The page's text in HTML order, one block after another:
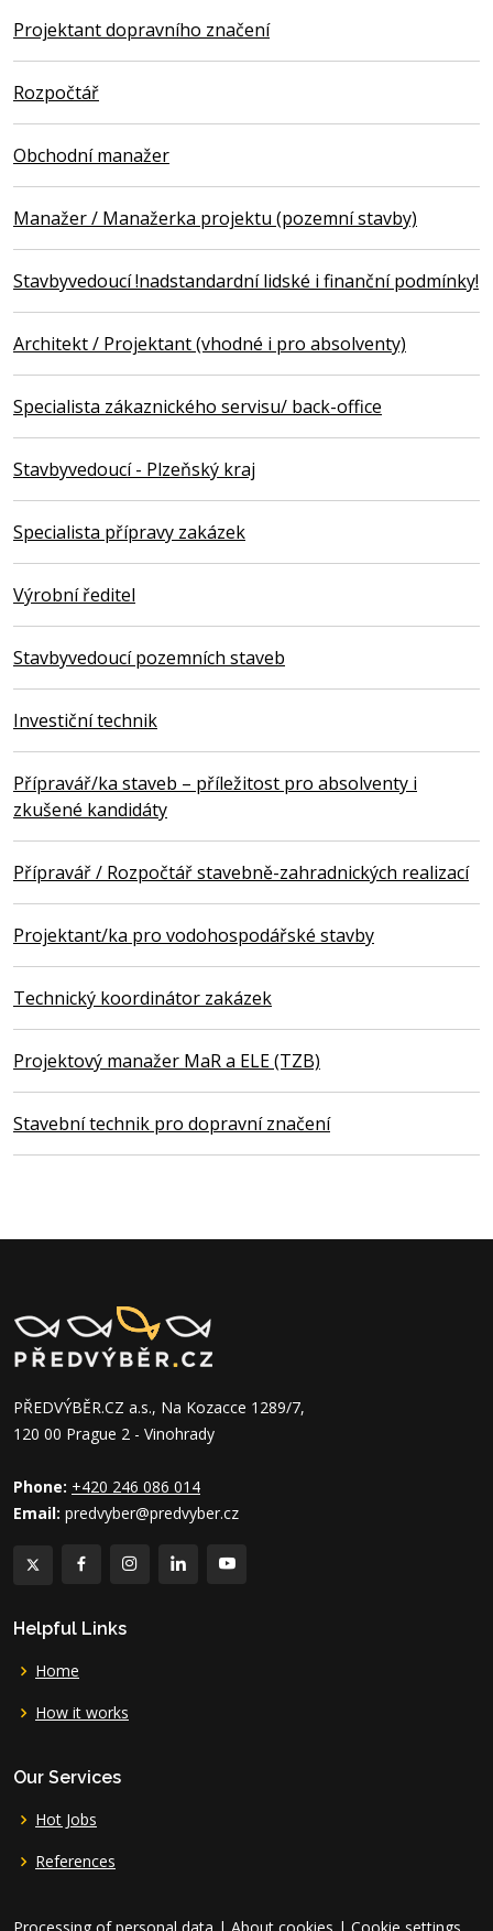
Projektant dopravního značení
Rozpočtář
Obchodní manažer
Manažer / Manažerka projektu (pozemní stavby)
Stavbyvedoucí !nadstandardní lidské i finanční podmínky!
Architekt / Projektant (vhodné i pro absolventy)
Specialista zákaznického servisu/ back-office
Stavbyvedoucí - Plzeňský kraj
Specialista přípravy zakázek
Výrobní ředitel
Stavbyvedoucí pozemních staveb
Investiční technik
Přípravář/ka staveb – příležitost pro absolventy i
zkušené kandidáty
Přípravář / Rozpočtář stavebně-zahradnických realizací
Projektant/ka pro vodohospodářské stavby
Technický koordinátor zakázek
Projektový manažer MaR a ELE (TZB)
Stavební technik pro dopravní značení
PŘEDVÝBĚR.CZ a.s., Na Kozacce 1289/7,
120 00 Prague 2 - Vinohrady
Phone: +420 246 086 014
Email: predvyber@predvyber.cz
Helpful Links
Home
How it works
Our Services
Hot Jobs
References